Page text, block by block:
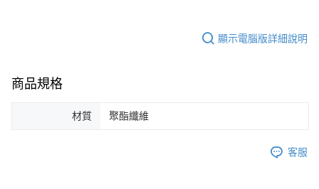
顯示電腦版詳細說明
商品規格
材質 聚酯纖維
客服